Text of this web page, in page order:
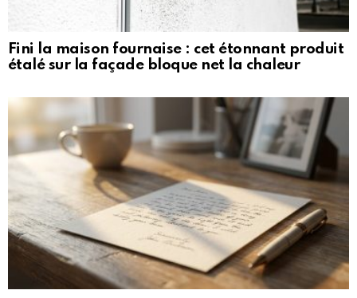
Fini la maison fournaise : cet étonnant produit
étalé sur la façade bloque net la chaleur